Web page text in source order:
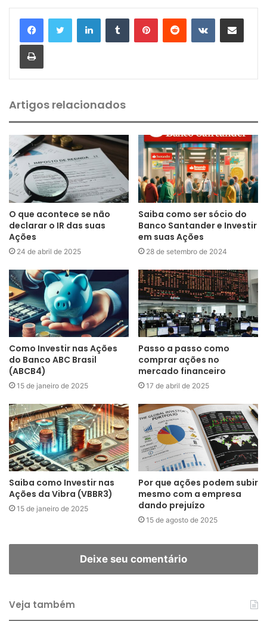
Artigos relacionados
O que acontece se não
declarar o IR das suas
Ações
24 de abril de 2025
Saiba como ser sócio do
Banco Santander e Investir
em suas Ações
28 de setembro de 2024
Como Investir nas Ações
do Banco ABC Brasil
(ABCB4)
15 de janeiro de 2025
Passo a passo como
comprar ações no
mercado financeiro
17 de abril de 2025
Saiba como Investir nas
Ações da Vibra (VBBR3)
15 de janeiro de 2025
Por que ações podem subir
mesmo com a empresa
dando prejuízo
15 de agosto de 2025
Deixe seu comentário
Veja também